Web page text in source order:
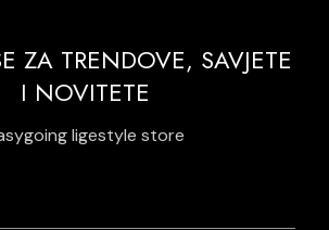
ZA TRENDOVE, SAVJETE
I NOVITETE
ligestyle store